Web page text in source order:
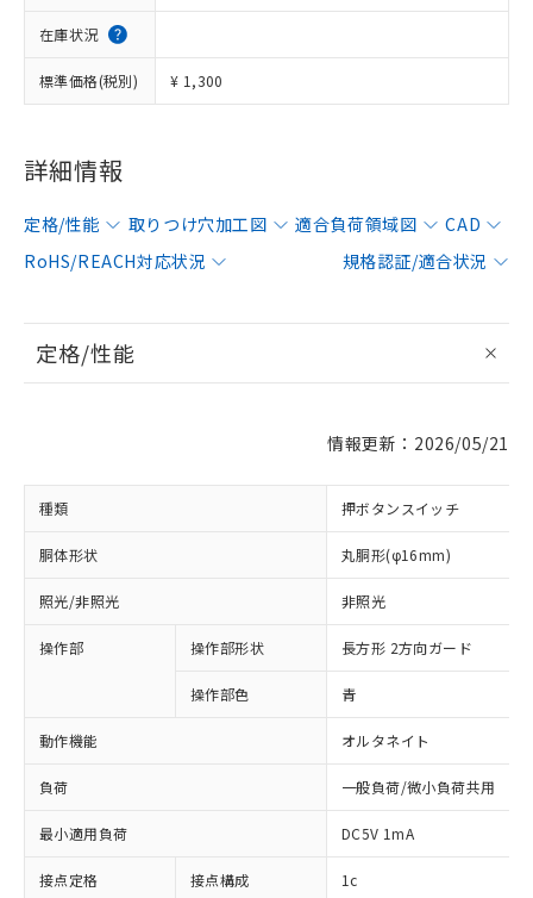
在庫状況
標準価格(税別) ¥ 1,300
詳細情報
定格/性能 取りつけ穴加工図 適合負荷領域図
CAD
RoHS/REACH対応状況
規格認証/適合状況
定格/性能
情報更新：2026/05/21
種類 押ボタンスイッチ
胴体形状 丸胴形(φ16mm)
照光/非照光 非照光
操作部 操作部形状 長方形 2方向ガード
操作部色 青
動作機能 オルタネイト
負荷 一般負荷/微小負荷共用
最小適用負荷 DC5V 1mA
接点定格 接点構成 1c